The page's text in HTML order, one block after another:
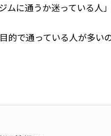
に通うか迷っている人
で通っている人が多